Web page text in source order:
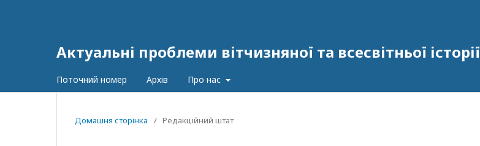
Актуальні проблеми вітчизняної та всесвітньої історії
Поточний номер Архів Про нас
Домашня сторінка / Редакційний штат